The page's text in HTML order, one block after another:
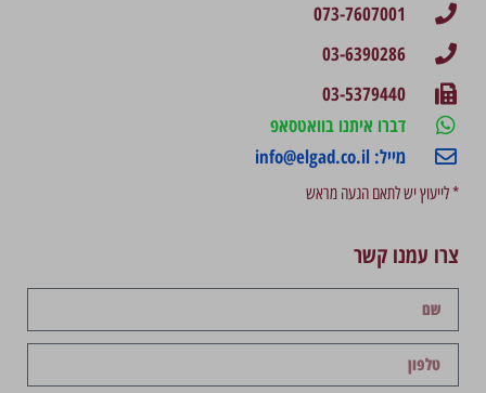
073-7607001
03-6390286
03-5379440
דברו איתנו בוואטסאפ
מייל: info@elgad.co.il
* לייעוץ יש לתאם הגעה מראש
צרו עמנו קשר